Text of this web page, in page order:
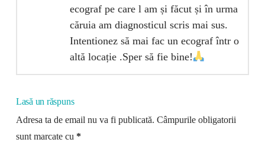
ecograf pe care l am și făcut și în urma
căruia am diagnosticul scris mai sus.
Intentionez să mai fac un ecograf într o
altă locație .Sper să fie bine!
Lasă un răspuns
Adresa ta de email nu va fi publicată. Câmpurile obligatorii
sunt marcate cu *